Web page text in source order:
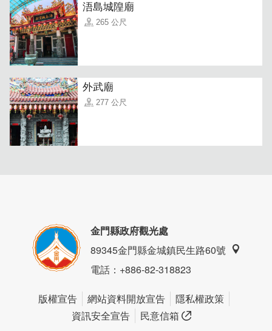
亮眼的紅雨傘腳踏餐車，造型復古帶點淡淡文青風，別以為
這攤位只是擺飾而已！當金門各大市集辦活動時，餐車就會
浯島城隍廟
265 公尺
外武廟
277 公尺
金門縣政府觀光處
89345金門縣金城鎮民生路60號
電話：+886-82-318823
版權宣告 網站資料開放宣告
隱私權政策
資訊安全宣告
民意信箱